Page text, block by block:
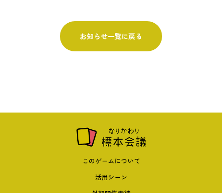
お知らせ一覧に戻る
このゲームについて
活用シーン